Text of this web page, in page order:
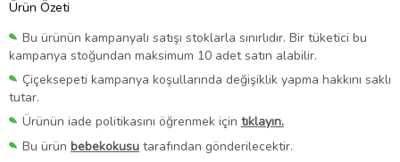
Ürün Özeti
Bu ürünün kampanyalı satışı stoklarla sınırlıdır. Bir tüketici bu
kampanya stoğundan maksimum 10 adet satın alabilir.
Çiçeksepeti kampanya koşullarında değişiklik yapma hakkını saklı
tutar.
Ürünün iade politikasını öğrenmek için tıklayın.
Bu ürün bebekokusu tarafından gönderilecektir.